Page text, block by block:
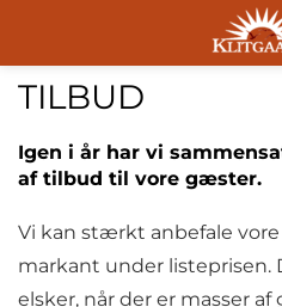
TILBUD
Igen i år har vi
af tilbud til vore gæster.
Vi kan stærkt anbefale
markant under listeprisen.
elsker, når der er masser